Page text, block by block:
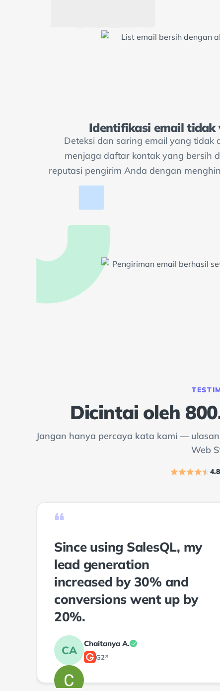
Identifikasi email tidak
Deteksi dan saring email yang tidak
menjaga daftar kontak yang bersih
reputasi pengirim Anda dengan
Dicintai oleh
Jangan hanya percaya kata kami —
Web
4.8
“
Since using SalesQL, my
lead generation
increased by 30% and
conversions went up by
20%.
CA Chaitanya A.
2 G2↗